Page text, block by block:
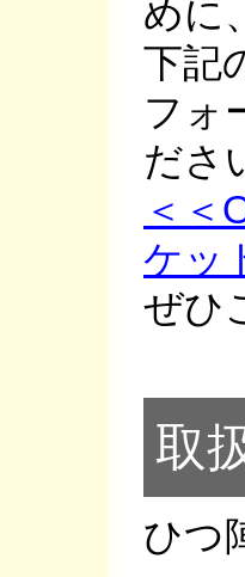
めに
下記
フォ
ださ
＜＜
ケッ
ぜひ
取
ひつ